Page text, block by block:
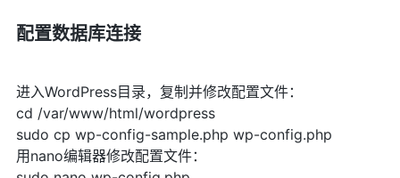
配置数据库连接
进入WordPress目录，复制并修改配置文件：
cd /var/www/html/wordpress
sudo cp wp-config-sample.php wp-config.php
用nano编辑器修改配置文件：